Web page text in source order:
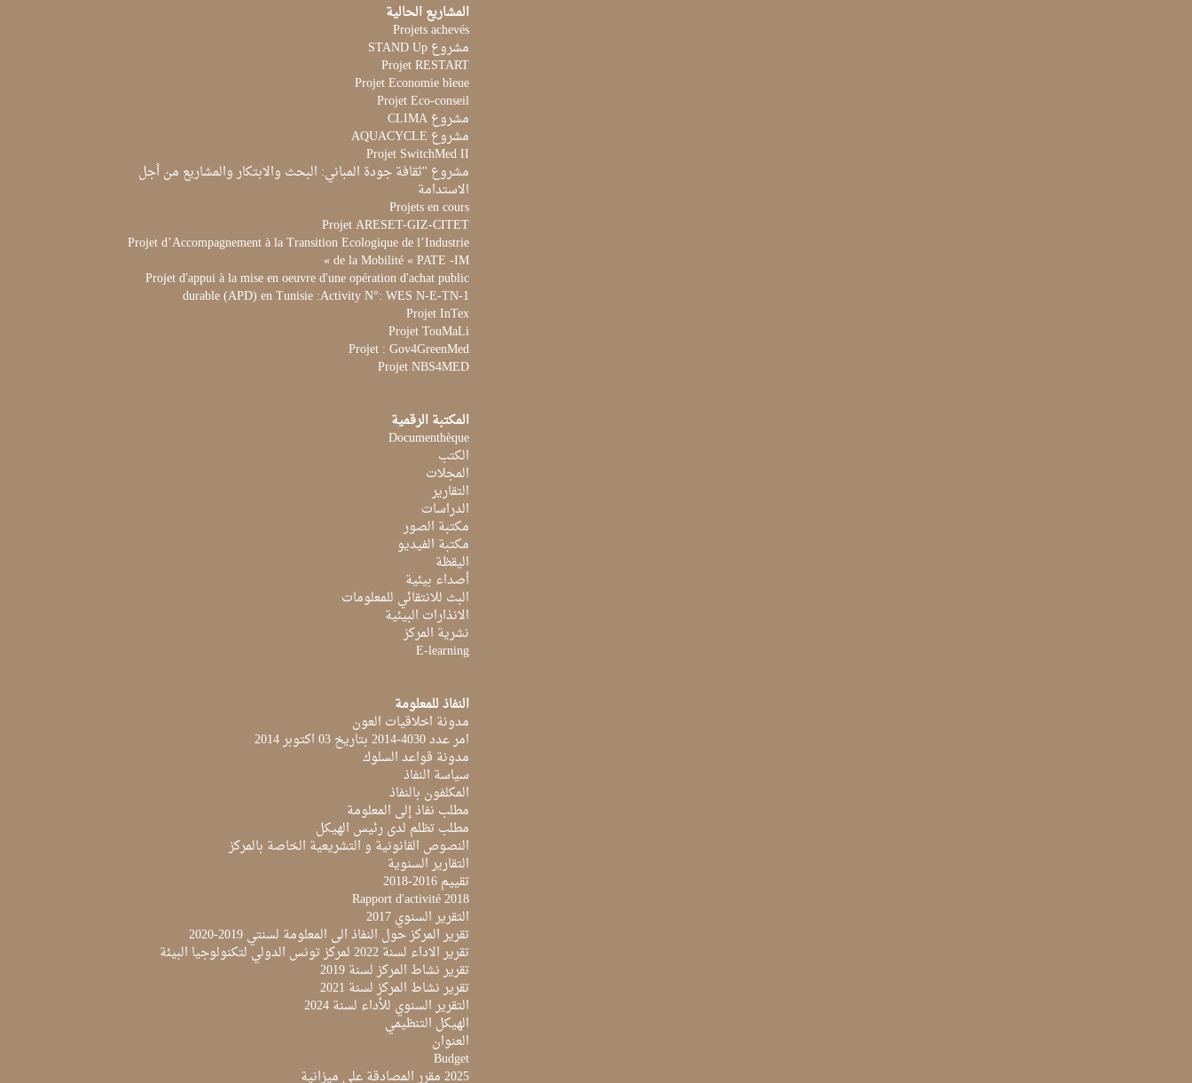
المشاريع الحالية
Projets achevés
مشروع STAND Up
Projet RESTART
Projet Economie bleue
Projet Eco-conseil
مشروع CLIMA
مشروع AQUACYCLE
Projet SwitchMed II
مشروع "ثقافة جودة المباني: البحث والابتكار والمشاريع من أجل
الاستدامة
Projets en cours
Projet ARESET-GIZ-CITET
Projet d’Accompagnement à la Transition Ecologique de l’Industrie
de la Mobilité « PATE -IM »
Projet d'appui à la mise en oeuvre d'une opération d'achat public
durable (APD) en Tunisie :Activity N°: WES N-E-TN-1
Projet InTex
Projet TouMaLi
Projet : Gov4GreenMed
Projet NBS4MED
المكتبة الرقمية
Documenthèque
الكتب
المجلات
التقارير
الدراسات
مكتبة الصور
مكتبة الفيديو
اليقظة
أصداء بيئية
البث للانتقائي للمعلومات
الانذارات البيئية
نشرية المركز
E-learning
النفاذ للمعلومة
مدونة اخلاقيات العون
امر عدد 4030-2014 بتاريخ 03 اكتوبر 2014
مدونة قواعد السلوك
سياسة النفاذ
المكلفون بالنفاذ
مطلب نفاذ إلى المعلومة
مطلب تظلم لدى رئيس الهيكل
النصوص القانونية و التشريعية الخاصة بالمركز
التقارير السنوية
تقييم 2016-2018
Rapport d'activité 2018
التقرير السنوي 2017
تقرير المركز حول النفاذ الى المعلومة لسنتي 2019-2020
تقرير الاداء لسنة 2022 لمركز تونس الدولي لتكنولوجيا البيئة
تقرير نشاط المركز لسنة 2019
تقرير نشاط المركز لسنة 2021
التقرير السنوي للأداء لسنة 2024
الهيكل التنظيمي
العنوان
Budget
2025 مقرر المصادقة على ميزانية